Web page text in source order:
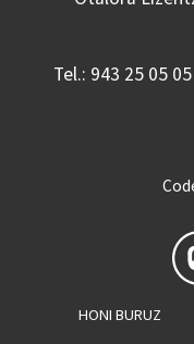
Tel.: 943 25 05
HONI BURUZ